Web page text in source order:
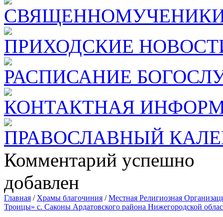
ПРИХОДСКИЕ
РАСПИСАНИЕ
КОНТАКТНАЯ
ПРАВОСЛАВНЫЙ
Комментарий успешно
добавлен
Главная / Храмы благочиния /Местная Религиозная
Троицы» с. Саконы Ардатовского района Нижегородской